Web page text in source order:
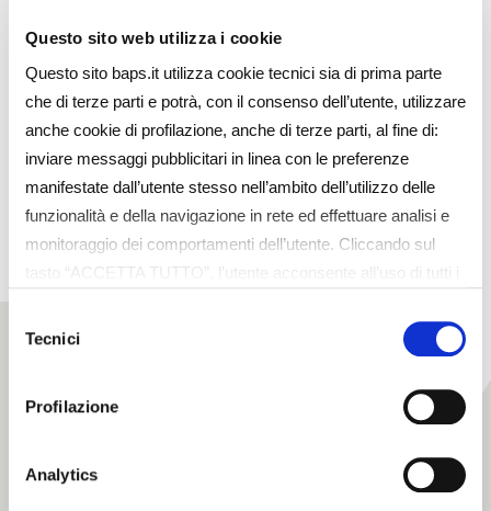
Questo sito web utilizza i cookie
Questo sito baps.it utilizza cookie tecnici sia di prima parte
che di terze parti e potrà, con il consenso dell’utente, utilizzare
anche cookie di profilazione, anche di terze parti, al fine di:
inviare messaggi pubblicitari in linea con le preferenze
manifestate dall’utente stesso nell’ambito dell’utilizzo delle
funzionalità e della navigazione in rete ed effettuare analisi e
monitoraggio dei comportamenti dell’utente. Cliccando sul
tasto “ACCETTA TUTTO”, l’utente acconsente all’uso di tutti i
analitici. Il consenso è facoltativo e può essere revocato in
qualsiasi momento. Se l’utente desidera gestire le proprie
preferenze può cliccare sul tasto “Dettagli” (accessibile in
ogni momento, cliccando l’icona del lucchetto disponibile in
linkhttps://baps.it/cookie-policy/
. Per sapere di più sui
delTecnici
Profilazione
Analytics
L’inverno demografico minaccia pensioni e
welfare, rischio un quinto del Pil italiano nei
prossimi venti anni
Leggi il quinto numero qui